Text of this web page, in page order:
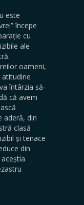
este
începe
cu
ale
oameni,
întârzia să-
că avem
aderă, din
clasă
și tenace
din